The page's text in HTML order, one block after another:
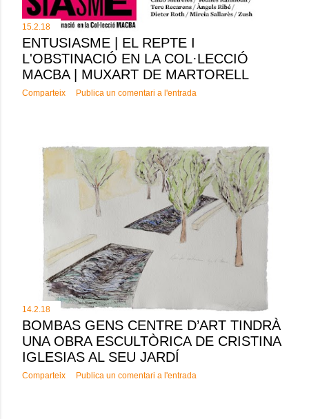
15.2.18
ENTUSIASME | EL REPTE I
L'OBSTINACIÓ EN LA COL·LECCIÓ
MACBA | MUXART DE MARTORELL
Comparteix Publica un comentari a l'entrada
14.2.18
BOMBAS GENS CENTRE D’ART TINDRÀ
UNA OBRA ESCULTÒRICA DE CRISTINA
IGLESIAS AL SEU JARDÍ
Comparteix Publica un comentari a l'entrada